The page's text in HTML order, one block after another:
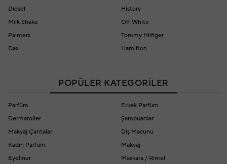
Diesel
History
Milk Shake
Off White
Palmers
Tommy Hilfiger
Dax
Hamilton
POPÜLER KATEGORİLER
Parfüm
Erkek Parfüm
Dermaroller
Şampuanlar
Makyaj Çantaları
Diş Macunu
Kadın Parfüm
Makyaj
Eyeliner
Maskara / Rimel